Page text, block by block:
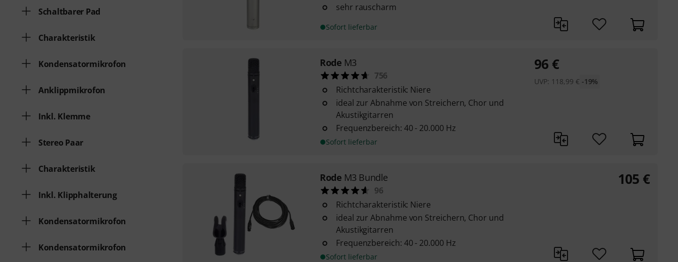
Schaltbarer Pad
Charakteristik
Kondensatormikrofon
Anklippmikrofon
Inkl. Klemme
Stereo Paar
Charakteristik
Inkl. Klipphalterung
Kondensatormikrofon
Kondensatormikrofon
sehr rauscharm
Sofort lieferbar
Rode M3
756
Richtcharakteristik: Niere
ideal zur Abnahme von Streichern, Chor und
Akustikgitarren
Frequenzbereich: 40 - 20.000 Hz
Sofort lieferbar
96 €
UVP: 118,99 € -19%
Rode M3 Bundle
96
Richtcharakteristik: Niere
ideal zur Abnahme von Streichern, Chor und
Akustikgitarren
Frequenzbereich: 40 - 20.000 Hz
Sofort lieferbar
105 €